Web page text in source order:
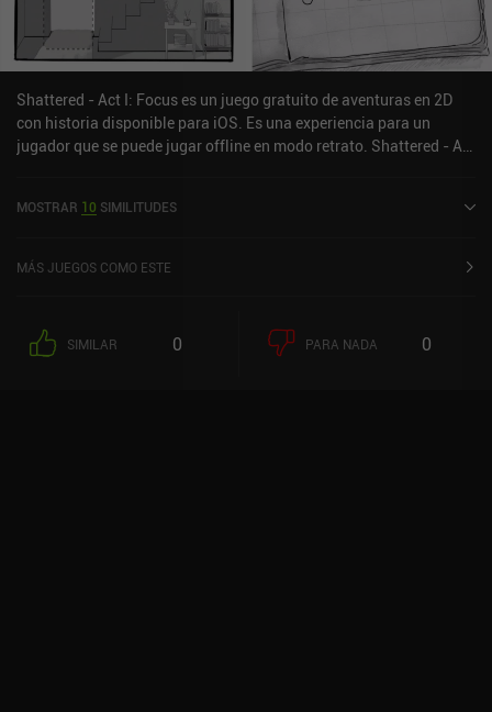
Shattered - Act I: Focus es un juego gratuito de aventuras en 2D
con historia disponible para iOS. Es una experiencia para un
jugador que se puede jugar offline en modo retrato. Shattered - Act
MOSTRAR 10 SIMILITUDES
MÁS JUEGOS COMO ESTE
SIMILAR 0 PARA NADA 0